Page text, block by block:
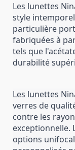
Les lunettes
style
particulière
fabriquées à
tels que
durabilité
Les lunettes
verres de
contre les
exceptionnelle.
options